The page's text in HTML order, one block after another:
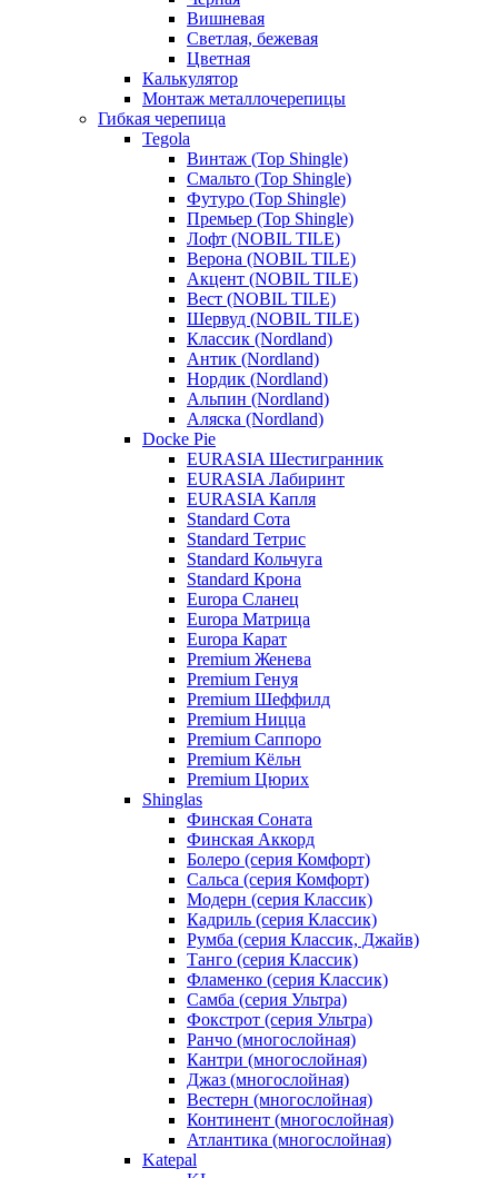
Вишневая
Светлая, бежевая
Цветная
Калькулятор
Монтаж металлочерепицы
Гибкая черепица
Tegola
Винтаж (Top Shingle)
Смальто (Top Shingle)
Футуро (Top Shingle)
Премьер (Top Shingle)
Лофт (NOBIL TILE)
Верона (NOBIL TILE)
Акцент (NOBIL TILE)
Вест (NOBIL TILE)
Шервуд (NOBIL TILE)
Классик (Nordland)
Антик (Nordland)
Нордик (Nordland)
Альпин (Nordland)
Аляска (Nordland)
Docke Pie
EURASIA Шестигранник
EURASIA Лабиринт
EURASIA Капля
Standard Сота
Standard Тетрис
Standard Кольчуга
Standard Крона
Europa Сланец
Europa Матрица
Europa Карат
Premium Женева
Premium Генуя
Premium Шеффилд
Premium Ницца
Premium Саппоро
Premium Кёльн
Premium Цюрих
Shinglas
Финская Соната
Финская Аккорд
Болеро (серия Комфорт)
Сальса (серия Комфорт)
Модерн (серия Классик)
Кадриль (серия Классик)
Румба (серия Классик, Джайв)
Танго (серия Классик)
Фламенко (серия Классик)
Самба (серия Ультра)
Фокстрот (серия Ультра)
Ранчо (многослойная)
Кантри (многослойная)
Джаз (многослойная)
Вестерн (многослойная)
Континент (многослойная)
Атлантика (многослойная)
Katepal